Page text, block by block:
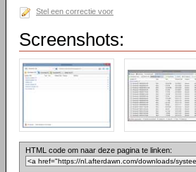
Stel een correctie voor
Screenshots:
HTML code om naar deze pagina te linken: